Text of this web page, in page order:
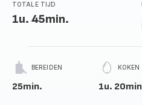
TOTALE TIJD
1u. 45min.
BEREIDEN
25min.
KOKEN
1u.